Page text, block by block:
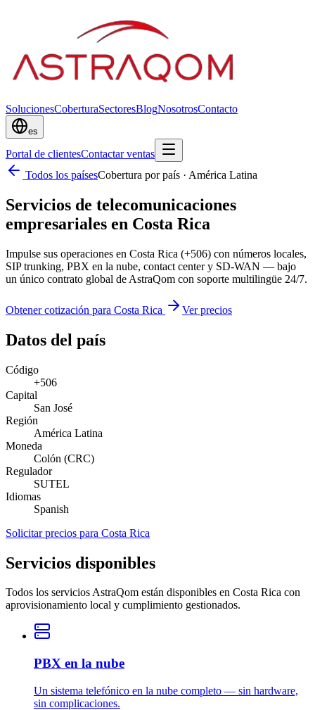
SolucionesCoberturaSectoresBlogNosotrosContacto
es
Portal de clientesContactar ventas
Todos los paísesCobertura por país · América Latina
Servicios de telecomunicaciones
empresariales en Costa Rica
Impulse sus operaciones en Costa Rica (+506) con números locales,
SIP trunking, PBX en la nube, contact center y SD-WAN — bajo
un único contrato global de AstraQom con soporte multilingüe 24/7.
Obtener cotización para Costa Rica Ver precios
Datos del país
Código
+506
Capital
San José
Región
América Latina
Moneda
Colón (CRC)
Regulador
SUTEL
Idiomas
Spanish
Solicitar precios para Costa Rica
Servicios disponibles
Todos los servicios AstraQom están disponibles en Costa Rica con
aprovisionamiento local y cumplimiento gestionados.
PBX en la nube
Un sistema telefónico en la nube completo — sin hardware,
sin complicaciones.